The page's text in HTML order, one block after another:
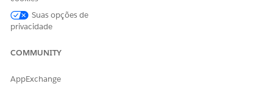
Suas opções de
privacidade
COMMUNITY
AppExchange